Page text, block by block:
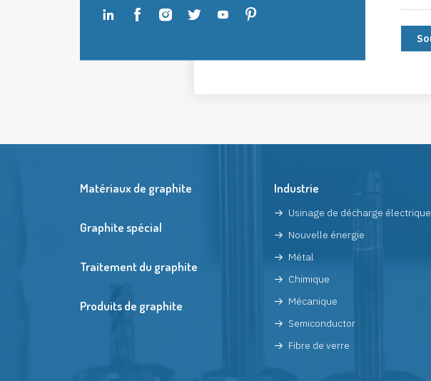
Matériaux de graphite
Graphite spécial
Traitement du graphite
Produits de graphite
Industrie
Usinage de décharge électrique
Nouvelle énergie
Métal
Chimique
Mécanique
Semiconductor
Fibre de verre